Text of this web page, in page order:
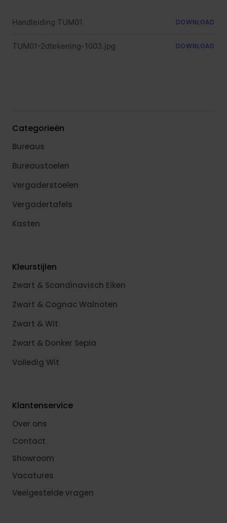
Handleiding TUM01 DOWNLOAD
TUM01-2dtekening-1003.jpg DOWNLOAD
Categorieën
Bureaus
Bureaustoelen
Vergaderstoelen
Vergadertafels
Kasten
Kleurstijlen
Zwart & Scandinavisch Eiken
Zwart & Cognac Walnoten
Zwart & Wit
Zwart & Donker Sepia
Volledig Wit
Klantenservice
Over ons
Contact
Showroom
Vacatures
Veelgestelde vragen